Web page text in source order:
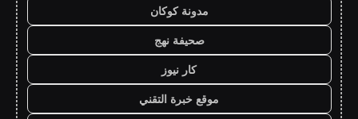
مدونة كوكان
صحيفة نهج
كار نيوز
موقع خبرة التقني